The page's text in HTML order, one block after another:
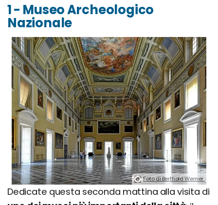
1 - Museo Archeologico
Nazionale
Foto di Berthold Werner.
Dedicate questa seconda mattina alla visita di